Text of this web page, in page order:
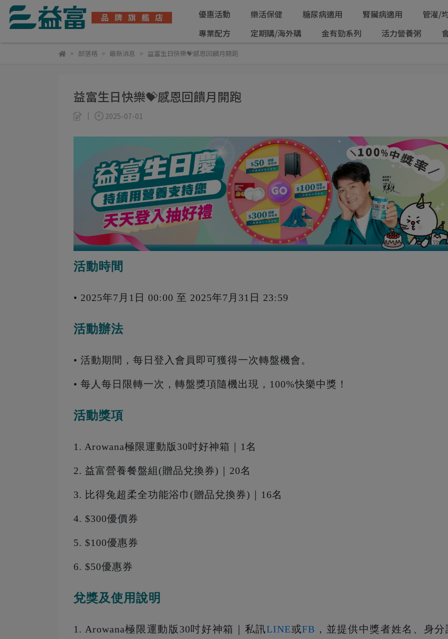
優惠活動 樂活保健 糖尿病適用 腎臟病適用
管灌/
專業配方
定期購/海外購 金有勁系列 活力營養粥
部落格 最新消息 益富生日快樂💝感恩回饋月開跑
益富生日快樂💝感恩回饋月開跑
2025-07-01
活動時間
• 2025年7月1日 00:00 至 2025年7月31日 23:59
活動辦法
• 活動期間，每日登入會員即可獲得一次轉盤機會。
• 每人每日限轉一次，轉盤獎項隨機出現，100%快樂中獎！
活動獎項
1. Arowana極限運動版30吋好神箱｜1名
2. 益富營養餐盤組(贈品兌換券)｜20名
3. 比得兔超柔全功能浴巾(贈品兌換券)｜16名
4. $300優價券
5. $100優惠券
6. $50優惠券
兌獎及使用說明
1. Arowana極限運動版30吋好神箱｜私訊LINE或FB ，並提供中獎者姓名、身分